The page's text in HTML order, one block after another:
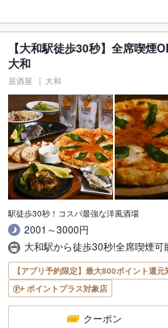
【大和駅徒歩30秒】全席喫
大和
居酒屋 大和
駅徒歩30秒！コスパ最強な洋風酒場
2001～3000円
大和駅から徒歩30秒!全席喫煙
【アプリ予約限定】最大800ポイント還元
ポイントプラス対象店
クーポン